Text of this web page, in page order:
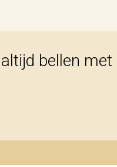
bellen met